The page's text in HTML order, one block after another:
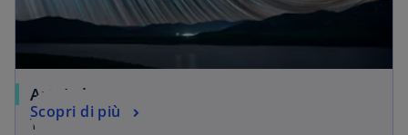
ArteLab
Tutti Inclusi.
Scopri di più